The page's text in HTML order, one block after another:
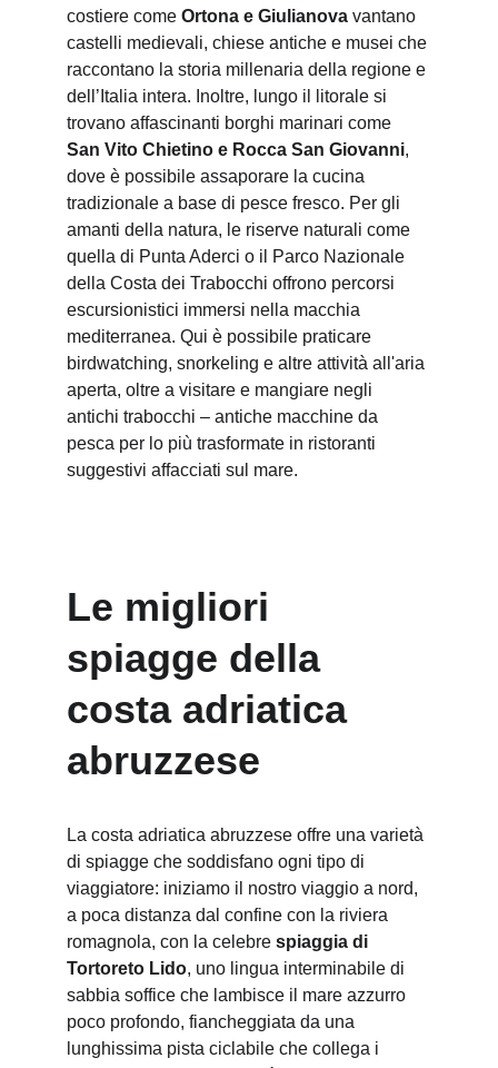
costiere come Ortona e Giulianova vantano
castelli medievali, chiese antiche e musei che
raccontano la storia millenaria della regione e
dell’Italia intera. Inoltre, lungo il litorale si
trovano affascinanti borghi marinari come
San Vito Chietino e Rocca San Giovanni,
dove è possibile assaporare la cucina
tradizionale a base di pesce fresco. Per gli
amanti della natura, le riserve naturali come
quella di Punta Aderci o il Parco Nazionale
della Costa dei Trabocchi offrono percorsi
escursionistici immersi nella macchia
mediterranea. Qui è possibile praticare
birdwatching, snorkeling e altre attività all'aria
aperta, oltre a visitare e mangiare negli
antichi trabocchi – antiche macchine da
pesca per lo più trasformate in ristoranti
suggestivi affacciati sul mare.
Le migliori
spiagge della
costa adriatica
abruzzese
La costa adriatica abruzzese offre una varietà
di spiagge che soddisfano ogni tipo di
viaggiatore: iniziamo il nostro viaggio a nord,
a poca distanza dal confine con la riviera
romagnola, con la celebre spiaggia di
Tortoreto Lido, uno lingua interminabile di
sabbia soffice che lambisce il mare azzurro
poco profondo, fiancheggiata da una
lunghissima pista ciclabile che collega i